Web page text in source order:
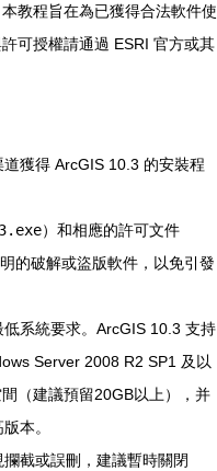
教程旨在為已獲得合法軟件使
可授權請通過 ESRI 官方或其
獲得 ArcGIS 10.3 的安裝程
）和相應的許可文件
的破解或盜版軟件，以免引發
低系統要求。ArcGIS 10.3 支持
Server 2008 R2 SP1 及以
（建議預留20GB以上），并
本。
截或誤刪，建議暫時關閉